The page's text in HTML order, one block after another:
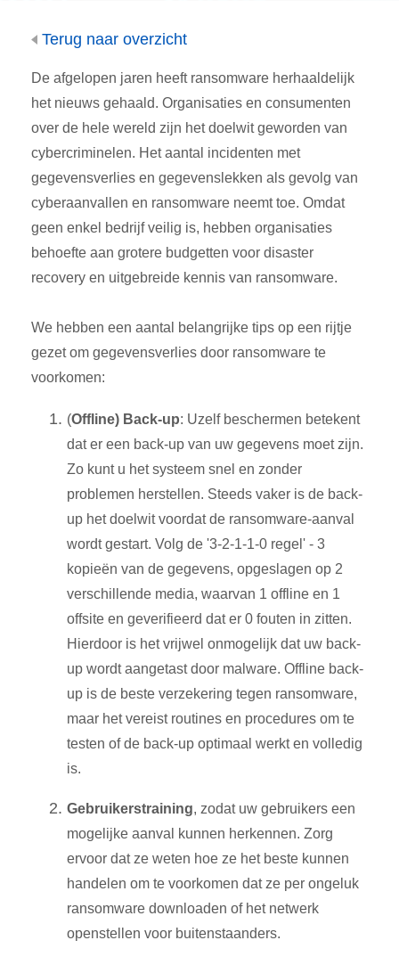
Terug naar overzicht
De afgelopen jaren heeft ransomware herhaaldelijk
het nieuws gehaald. Organisaties en consumenten
over de hele wereld zijn het doelwit geworden van
cybercriminelen. Het aantal incidenten met
gegevensverlies en gegevenslekken als gevolg van
cyberaanvallen en ransomware neemt toe. Omdat
geen enkel bedrijf veilig is, hebben organisaties
behoefte aan grotere budgetten voor disaster
recovery en uitgebreide kennis van ransomware.
We hebben een aantal belangrijke tips op een rijtje
gezet om gegevensverlies door ransomware te
voorkomen:
(Offline) Back-up: Uzelf beschermen betekent
dat er een back-up van uw gegevens moet zijn.
Zo kunt u het systeem snel en zonder
problemen herstellen. Steeds vaker is de back-
up het doelwit voordat de ransomware-aanval
wordt gestart. Volg de '3-2-1-1-0 regel' - 3
kopieën van de gegevens, opgeslagen op 2
verschillende media, waarvan 1 offline en 1
offsite en geverifieerd dat er 0 fouten in zitten.
Hierdoor is het vrijwel onmogelijk dat uw back-
up wordt aangetast door malware. Offline back-
up is de beste verzekering tegen ransomware,
maar het vereist routines en procedures om te
testen of de back-up optimaal werkt en volledig
is.
Gebruikerstraining, zodat uw gebruikers een
mogelijke aanval kunnen herkennen. Zorg
ervoor dat ze weten hoe ze het beste kunnen
handelen om te voorkomen dat ze per ongeluk
ransomware downloaden of het netwerk
openstellen voor buitenstaanders.